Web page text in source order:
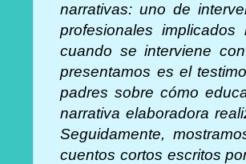
narrativas: uno de
profesionales
cuando se interviene
presentamos es el
padres sobre cómo
narrativa elaboradora
Seguidamente,
cuentos cortos escritos